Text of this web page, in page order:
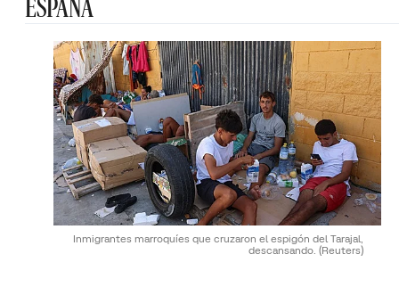
ESPAÑA
Inmigrantes marroquíes que cruzaron el espigón del Tarajal,
descansando. (Reuters)